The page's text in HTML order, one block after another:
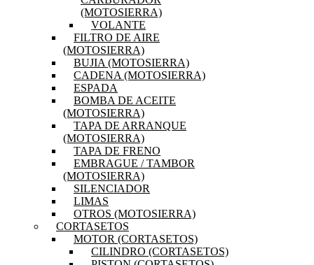
(MOTOSIERRA)
VOLANTE
FILTRO DE AIRE
(MOTOSIERRA)
BUJIA (MOTOSIERRA)
CADENA (MOTOSIERRA)
ESPADA
BOMBA DE ACEITE
(MOTOSIERRA)
TAPA DE ARRANQUE
(MOTOSIERRA)
TAPA DE FRENO
EMBRAGUE / TAMBOR
(MOTOSIERRA)
SILENCIADOR
LIMAS
OTROS (MOTOSIERRA)
CORTASETOS
MOTOR (CORTASETOS)
CILINDRO (CORTASETOS)